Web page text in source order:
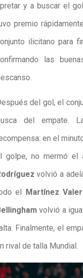
y a buscar el
premio
ilicitano para
las
del gol, el
del empate.
en el
golpe, no mermó el
volvió a
el
Martínez
volvió a
Finalmente, el
rival de talla Mundial.